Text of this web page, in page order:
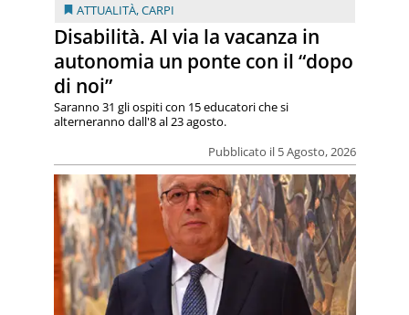
ATTUALITÀ,CARPI
Disabilità. Al via la vacanza in
autonomia un ponte con il “dopo
di noi”
Pubblicato il 5 Agosto, 2026
Saranno 31 gli ospiti con 15 educatori che si
alterneranno dall'8 al 23 agosto.